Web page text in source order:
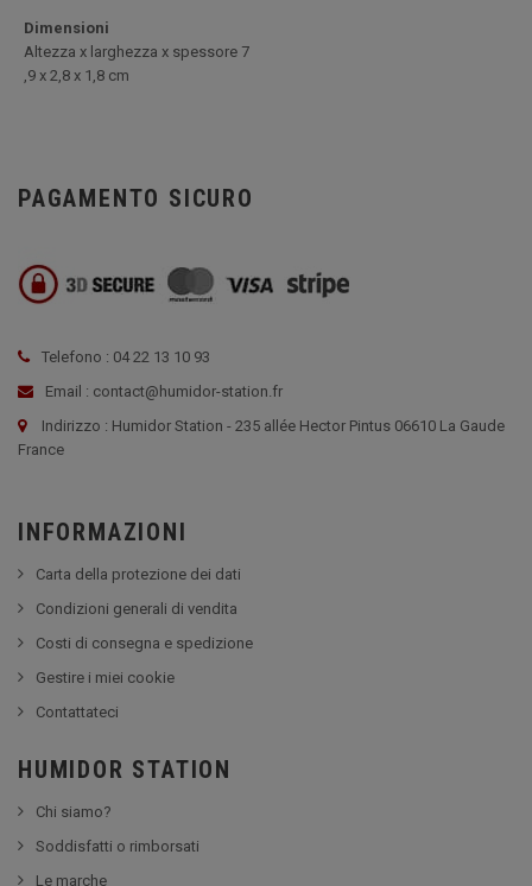
Dimensioni
Altezza x larghezza x spessore 7
,9 x 2,8 x 1,8 cm
PAGAMENTO SICURO
Telefono : 04 22 13 10 93
Email : contact@humidor-station.fr
Indirizzo : Humidor Station - 235 allée Hector Pintus 06610 La Gaude
France
INFORMAZIONI
Carta della protezione dei dati
Condizioni generali di vendita
Costi di consegna e spedizione
Gestire i miei cookie
Contattateci
HUMIDOR STATION
Chi siamo?
Soddisfatti o rimborsati
Le marche